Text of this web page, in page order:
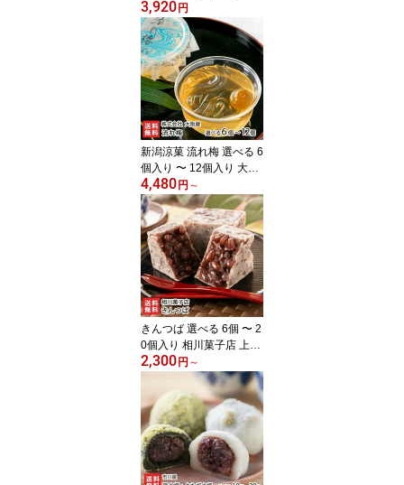
袋）野崎農園 黒崎茶豆
くろさき茶豆 新鮮 枝豆
新潟県 生産者直送 お取
り寄せ ギフト プレゼン
ト 贈り物 代金引換決済
不可
3,920円
新潟涼菓 流れ梅 選べる 6
個入り 〜 12個入り 大阪
屋 国産の梅果汁 くずき
り風のゼリー 和菓子 老
舗 新潟県 生産者直送 お
取り寄せ ギフト プレゼ
ント 贈り物 送料無料
4,480円 ～
きんつば 選べる 6個 〜 2
0個入り 相川菓子店 上越
市高田 金鍔 薄皮 北海道
産小豆 自家製 粒餡 つぶ
あん 絶品 お取り寄せグ
ルメ お茶うけ まるどり
っ!UP 新潟県 生産者直送
お取り寄せ ギフト プレ
ゼント 贈り物 送料無料
お中元
2,300円 ～